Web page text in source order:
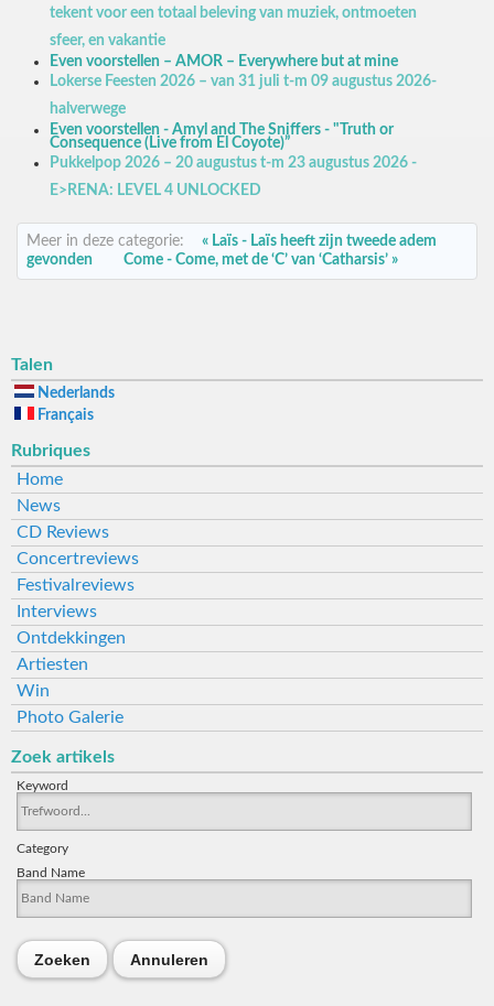
tekent voor een totaal beleving van muziek, ontmoeten
sfeer, en vakantie
Even voorstellen – AMOR – Everywhere but at mine
Lokerse Feesten 2026 – van 31 juli t-m 09 augustus 2026-
halverwege
Even voorstellen - Amyl and The Sniffers - "Truth or
Consequence (Live from El Coyote)”
Pukkelpop 2026 – 20 augustus t-m 23 augustus 2026 -
E>RENA: LEVEL 4 UNLOCKED
Meer in deze categorie:
« Laïs - Laïs heeft zijn tweede adem
gevonden
Come - Come, met de ‘C’ van ‘Catharsis’ »
Talen
Nederlands
Français
Rubriques
Home
News
CD Reviews
Concertreviews
Festivalreviews
Interviews
Ontdekkingen
Artiesten
Win
Photo Galerie
Zoek artikels
Keyword
Category
Band Name
Zoeken Annuleren